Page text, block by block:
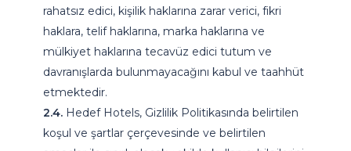
rahatsız edici, kişilik haklarına zarar verici, fikri
haklara, telif haklarına, marka haklarına ve
mülkiyet haklarına tecavüz edici tutum ve
davranışlarda bulunmayacağını kabul ve taahhüt
etmektedir.
2.4. Hedef Hotels, Gizlilik Politikasında belirtilen
koşul ve şartlar çerçevesinde ve belirtilen